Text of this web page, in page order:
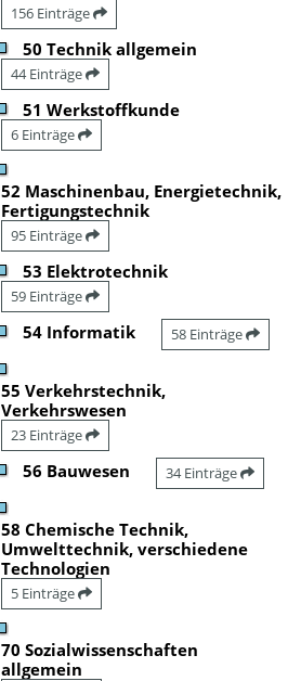
156 Einträge
50 Technik allgemein
44 Einträge
51 Werkstoffkunde
6 Einträge
52 Maschinenbau, Energietechnik,
Fertigungstechnik
95 Einträge
53 Elektrotechnik
59 Einträge
54 Informatik 58 Einträge
55 Verkehrstechnik,
Verkehrswesen
23 Einträge
56 Bauwesen 34 Einträge
58 Chemische Technik,
Umwelttechnik, verschiedene
Technologien
5 Einträge
70 Sozialwissenschaften
allgemein